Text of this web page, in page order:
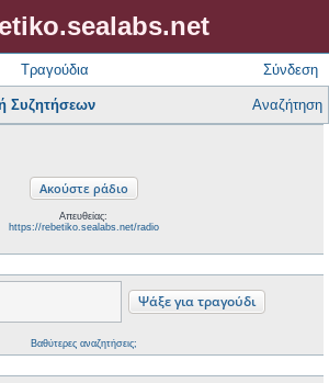
Τραγούδια Σύνδεση
Συζητήσεων Αναζήτηση
Απευθείας:
https://rebetiko.sealabs.net/radio
Βαθύτερες αναζητήσεις;